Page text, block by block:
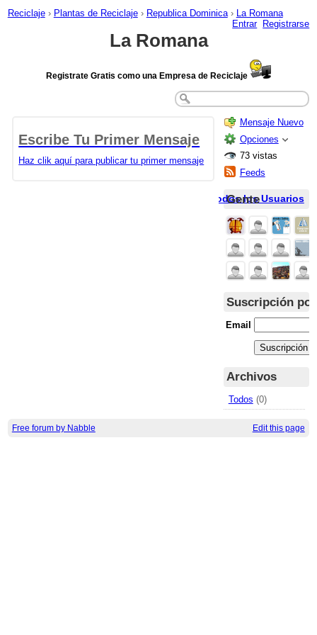
Reciclaje › Plantas de Reciclaje › Republica Dominica ›
La Romana
Entrar
Registrarse
La Romana
Registrate Gratis como una Empresa de Reciclaje
Escribe Tu Primer Mensaje
Haz clik aquí para publicar tu primer mensaje
Mensaje Nuevo
Opciones
73 vistas
Feeds
Todos los Usuarios
Gente
Suscripción
Email
Archivos
Todos (0)
Free forum by Nabble Edit this page